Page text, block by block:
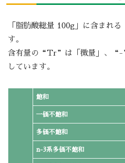
「脂肪酸総量 100g」に含まれ
す。
含有量の“Tr”は「微量」、“-
しています。
飽和
一価不飽和
多価不飽和
n-3系多価不飽和